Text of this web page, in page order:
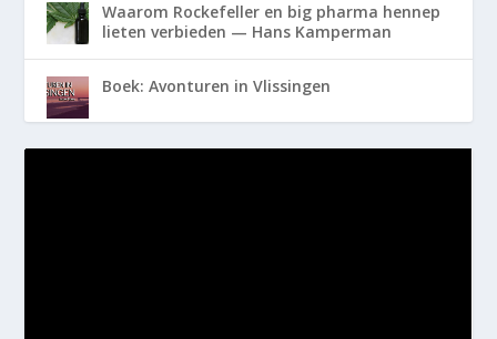
Waarom Rockefeller en big pharma hennep
lieten verbieden — Hans Kamperman
Boek: Avonturen in Vlissingen